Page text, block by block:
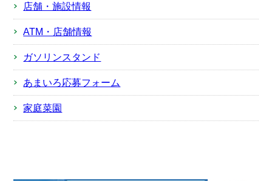
店舗・施設情報
ATM・店舗情報
ガソリンスタンド
あまいろ応募フォーム
家庭菜園